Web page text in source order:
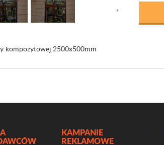
kompozytowej 2500x500mm
KAMPANIE
REKLAMOWE